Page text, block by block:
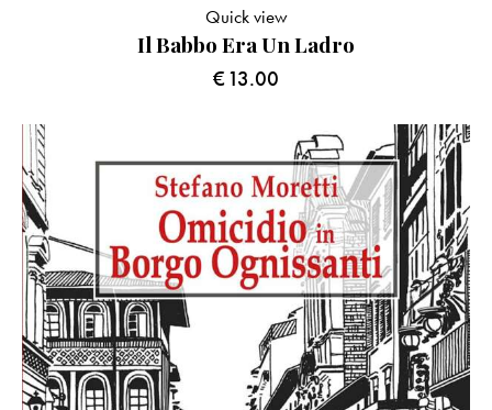
Il Babbo Era Un Ladro
€13.00
Quick view